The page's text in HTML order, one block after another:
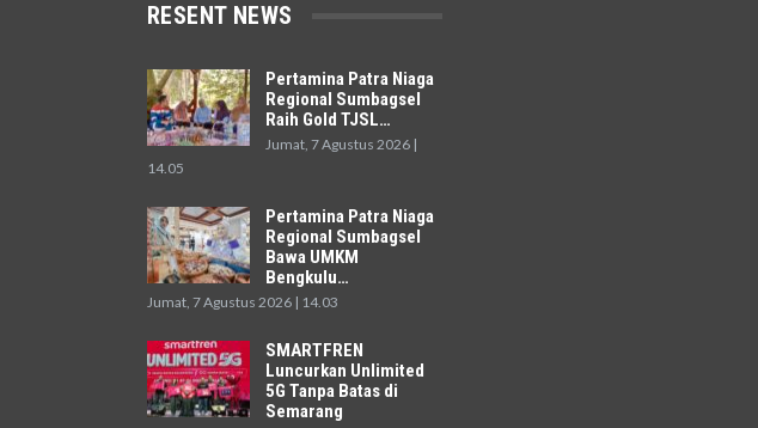
RESENT NEWS
Pertamina Patra Niaga
Regional Sumbagsel
Raih Gold TJSL…
Jumat, 7 Agustus 2026 |
14.05
Pertamina Patra Niaga
Regional Sumbagsel
Bawa UMKM
Bengkulu…
Jumat, 7 Agustus 2026 | 14.03
SMARTFREN
Luncurkan Unlimited
5G Tanpa Batas di
Semarang